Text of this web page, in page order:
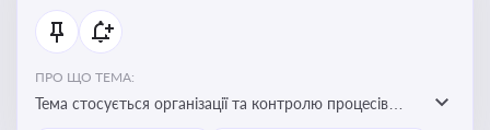
ПРО ЩО ТЕМА:
Тема стосується організації та контролю процесів